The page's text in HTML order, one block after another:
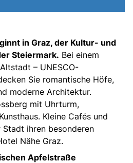
in Graz, der Kultur- und
Steiermark. Bei einem
– UNESCO-
Sie romantische Höfe,
moderne Architektur.
mit Uhrturm,
Kleine Cafés und
ihren besonderen
Nähe Graz.
Apfelstraße